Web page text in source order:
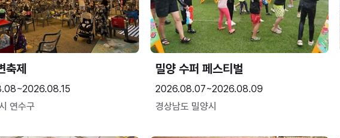
축제
연수구
밀양 수퍼 페스티벌
2026.08.07~2026.08.09
경상남도 밀양시